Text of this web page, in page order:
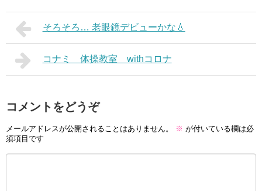
そろそろ… 老眼鏡デビューかな💧
コナミ 体操教室 withコロナ
コメントをどうぞ
メールアドレスが公開されることはありません。 ※ が付いている欄は必
須項目です